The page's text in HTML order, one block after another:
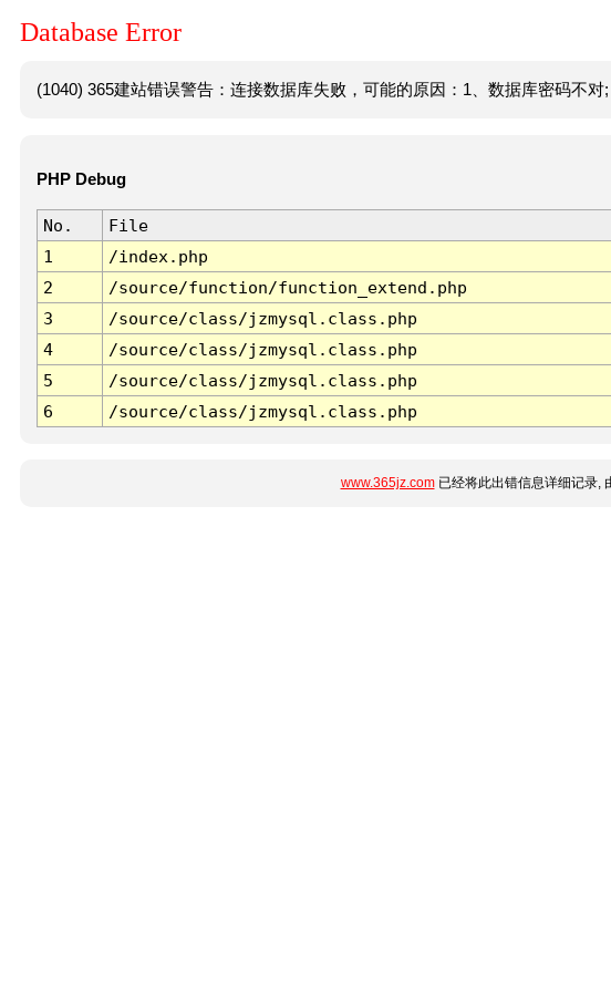
Database Error
(1040) 365建站错误警告：连接数据库失败，可能的原因：1、数据库密码不对;
PHP Debug
No. File
1
/index.php
2
/source/function/function_extend.php
3
/source/class/jzmysql.class.php
4
/source/class/jzmysql.class.php
5
/source/class/jzmysql.class.php
6
/source/class/jzmysql.class.php
www.365jz.com已经将此出错信息详细记录,